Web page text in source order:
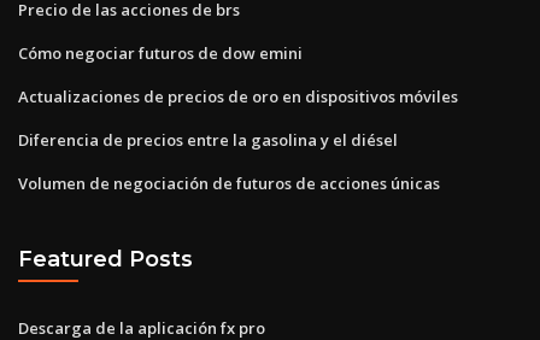
Precio de las acciones de brs
Cómo negociar futuros de dow emini
Actualizaciones de precios de oro en dispositivos móviles
Diferencia de precios entre la gasolina y el diésel
Volumen de negociación de futuros de acciones únicas
Featured Posts
Descarga de la aplicación fx pro